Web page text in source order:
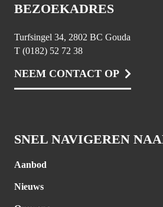
BEZOEKADRES
Turfsingel 34, 2802 BC Gouda
T (0182) 52 72 38
NEEM CONTACT OP
SNEL NAVIGEREN
Aanbod
Nieuws